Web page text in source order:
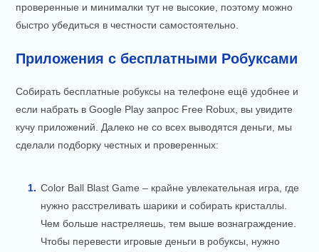
проверенные и минималки тут не высокие, поэтому можно
быстро убедиться в честности самостоятельно.
Приложения с бесплатными Робуксами
Собирать бесплатные робуксы на телефоне ещё удобнее и
если набрать в Google Play запрос Free Robux, вы увидите
кучу приложений. Далеко не со всех выводятся деньги, мы
сделали подборку честных и проверенных:
Color Ball Blast Game – крайне увлекательная игра, где
нужно расстреливать шарики и собирать кристаллы.
Чем больше настреляешь, тем выше вознаграждение.
Чтобы перевести игровые деньги в робуксы, нужно